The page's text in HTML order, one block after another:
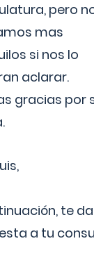
pero
mas
si nos lo
aclarar.
gracias por
te
a tu